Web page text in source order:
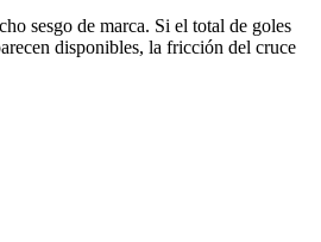
sesgo de marca. Si el total de goles
disponibles, la fricción del cruce